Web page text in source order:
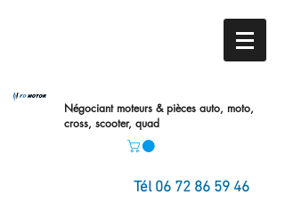
Négociant moteurs & pièces auto, moto,
cross, scooter, quad
Tél 06 72 86 59 46